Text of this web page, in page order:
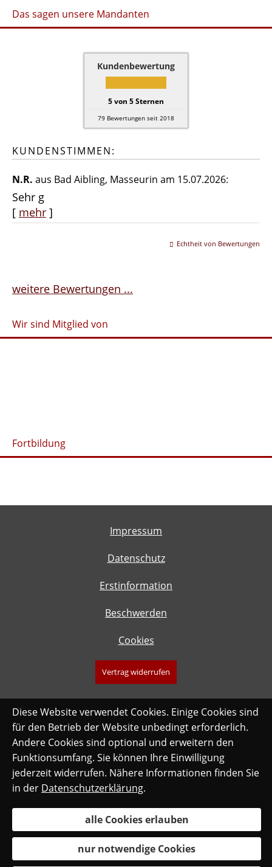
Das sagen unsere Mandanten
Kundenbewertung
5von 5Sternen
79 Bewertungen seit 2018
KUNDENSTIMMEN:
N.R. aus Bad Aibling, Masseurin am 15.07.2026:
Sehr g
[ mehr ]
Echtheit von Bewertungen
weitere Bewertungen ...
Wir sind Mitglied von
Fortbildung
Impressum
Datenschutz
Erstinformation
Beschwerden
Cookies
Vertrag widerrufen
Diese Website verwendet Cookies. Einige Cookies sind
für den Betrieb der Website unbedingt erforderlich.
Andere Cookies sind optional und erweitern den
Funktionsumfang. Sie können Ihre Einwilligung
jederzeit widerrufen. Nähere Informationen finden Sie
in der Datenschutzerklärung.
alle Cookies erlauben
nur notwendige Cookies